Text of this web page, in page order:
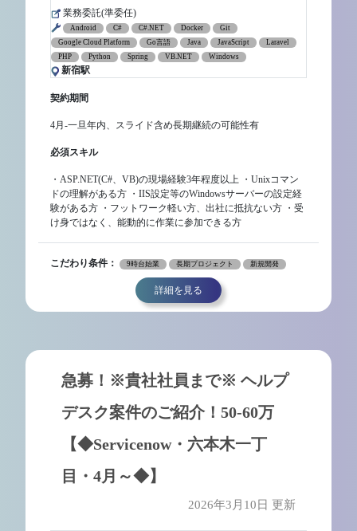
業務委託(準委任)
Android C# C#.NET Docker
Git
Google Cloud Platform
Go言語 Java JavaScript
Laravel
PHP
Python Spring VB.NET Windows
新宿駅
契約期間
4月-一旦年内、スライド含め長期継続の可能性有
必須スキル
・ASP.NET(C#、VB)の現場経験3年程度以上 ・Unixコマン
ドの理解がある方 ・IIS設定等のWindowsサーバーの設定経
験がある方 ・フットワーク軽い方、出社に抵抗ない方 ・受
け身ではなく、能動的に作業に参加できる方
こだわり条件： 9時台始業 長期プロジェクト 新規開発
詳細を見る
急募！※貴社社員まで※ ヘルプ
デスク案件のご紹介！50-60万
【◆Servicenow・六本木一丁
目・4月～◆】
2026年3月10日 更新